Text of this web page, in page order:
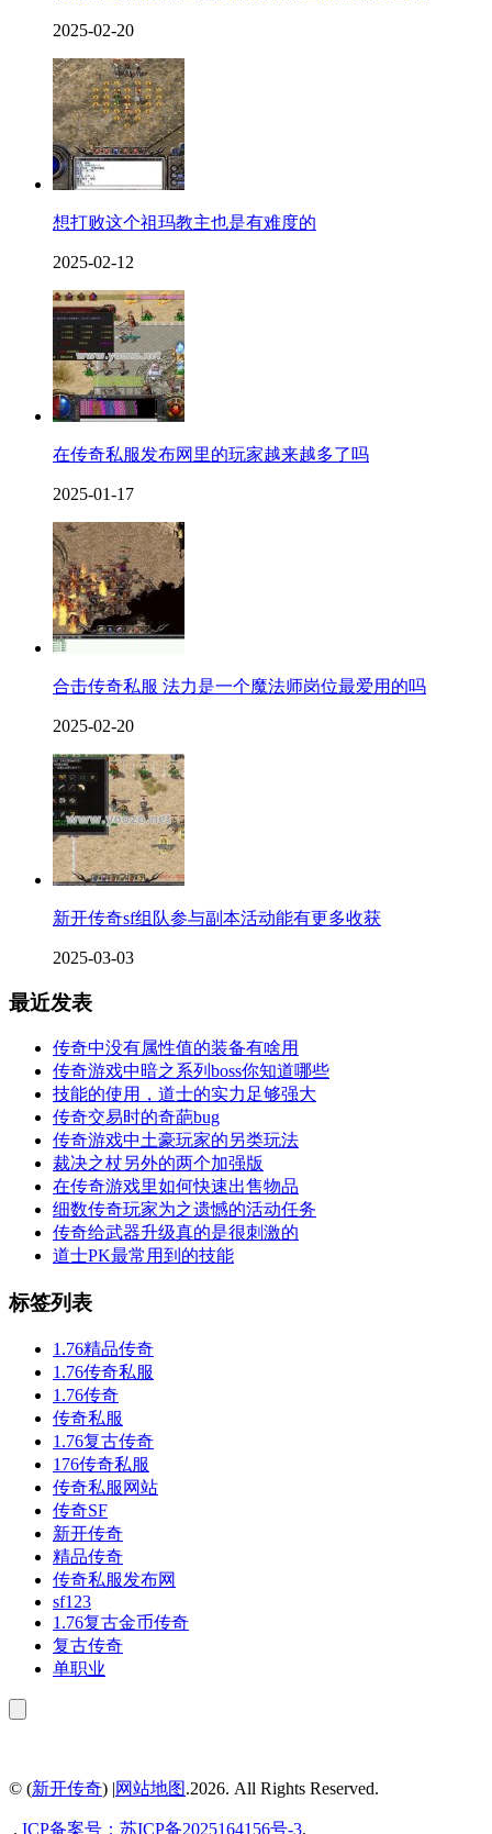
2025-02-20
想打败这个祖玛教主也是有难度的
2025-02-12
在传奇私服发布网里的玩家越来越多了吗
2025-01-17
合击传奇私服 法力是一个魔法师岗位最爱用的吗
2025-02-20
新开传奇sf组队参与副本活动能有更多收获
2025-03-03
最近发表
传奇中没有属性值的装备有啥用
传奇游戏中暗之系列boss你知道哪些
技能的使用，道士的实力足够强大
传奇交易时的奇葩bug
传奇游戏中土豪玩家的另类玩法
裁决之杖另外的两个加强版
在传奇游戏里如何快速出售物品
细数传奇玩家为之遗憾的活动任务
传奇给武器升级真的是很刺激的
道士PK最常用到的技能
标签列表
1.76精品传奇
1.76传奇私服
1.76传奇
传奇私服
1.76复古传奇
176传奇私服
传奇私服网站
传奇SF
新开传奇
精品传奇
传奇私服发布网
sf123
1.76复古金币传奇
复古传奇
单职业
© (新开传奇) |网站地图.2026. All Rights Reserved.
. ICP备案号： 苏ICP备2025164156号-3.